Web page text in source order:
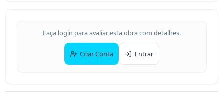
Faça login para avaliar esta obra com detalhes.
Criar Conta Entrar